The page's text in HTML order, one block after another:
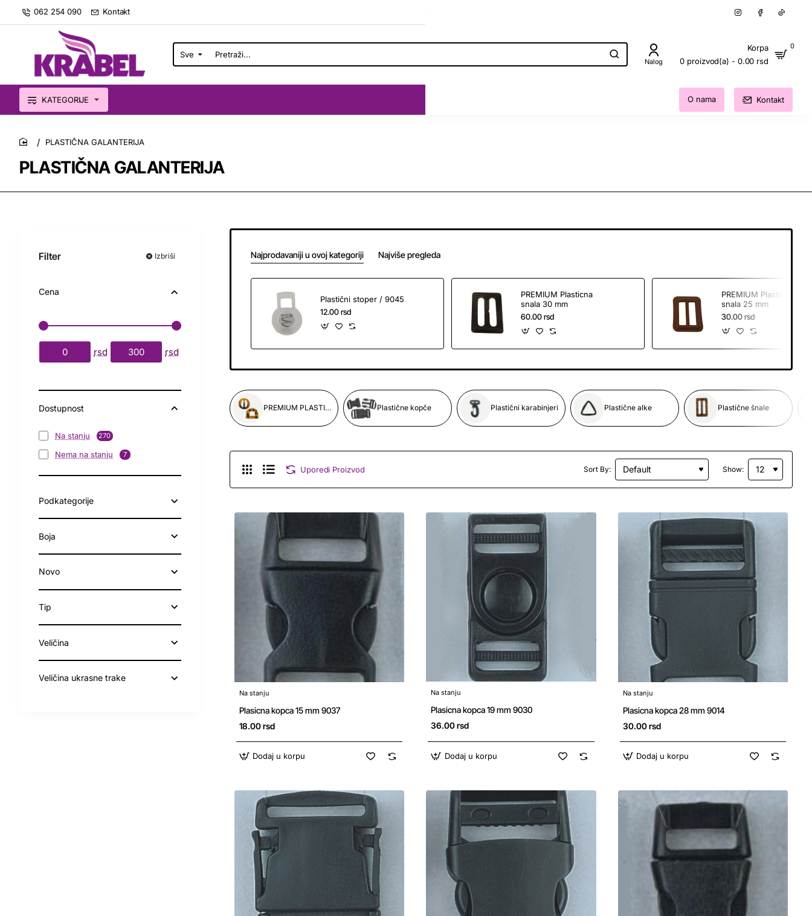
062 254 090 Kontakt
Sve
Pretraži... Nalog
Korpa
0 proizvod(a) - 0.00 rsd
0
KATEGORIJE O nama Kontakt
PLASTIČNA GALANTERIJA
home
PLASTIČNA GALANTERIJA
Filter Izbriši
Cena
rsd rsd
Dostupnost
Na stanju 270
Nema na stanju 7
Podkategorije
Boja
Novo
Tip
Veličina
Veličina ukrasne trake
Najprodavaniji u ovoj kategoriji Najviše pregleda
Plastični stoper / 9045
12.00 rsd
PREMIUM Plasticna
snala 30 mm
60.00 rsd
PREMIUM Plasticna
snala 25 mm
30.00 rsd
PREMIUM PLASTIČNA GALANTERIJA Plastične kopče Plastični karabinjeri Plastične alke Plastične šnale
Uporedi Proizvod Sort By: Show:
Na stanju
Plasicna kopca 15 mm 9037
18.00 rsd
Dodaj u korpu
Na stanju
Plasicna kopca 19 mm 9030
36.00 rsd
Dodaj u korpu
Na stanju
Plasicna kopca 28 mm 9014
30.00 rsd
Dodaj u korpu